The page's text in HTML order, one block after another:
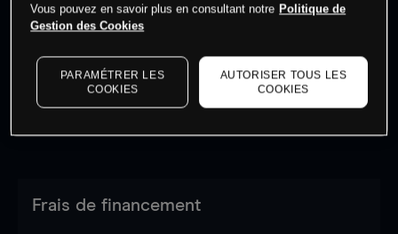
Les prix sont indicatifs.Connectez-vous pour voir les
dernières données du marché.
Frais de financement
Vous pouvez en savoir plus en consultant notre Politique de
Gestion des Cookies
PARAMÉTRER LES
COOKIES
AUTORISER TOUS LES
COOKIES